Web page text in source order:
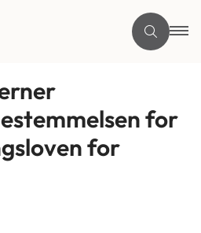
for
for